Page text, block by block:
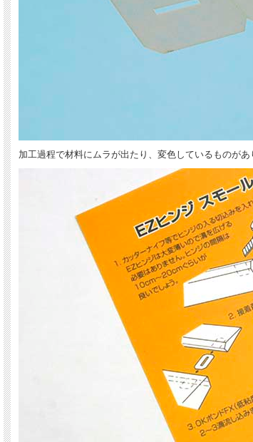
加工過程で材料にムラが出たり、変色しているものがあ